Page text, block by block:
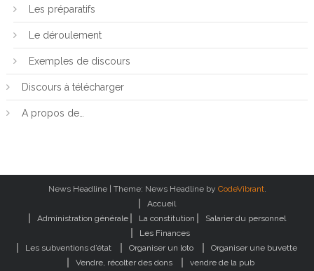
Les préparatifs
Le déroulement
Exemples de discours
Discours à télécharger
A propos de…
News Headline Theme: News Headline by CodeVibrant.
Accueil
Administration générale
La constitution
Salarier du personnel
Les Finances
Les subventions d’état
Organiser un loto
Organiser une buvette
Vendre, récolter des dons
vendre de la pub